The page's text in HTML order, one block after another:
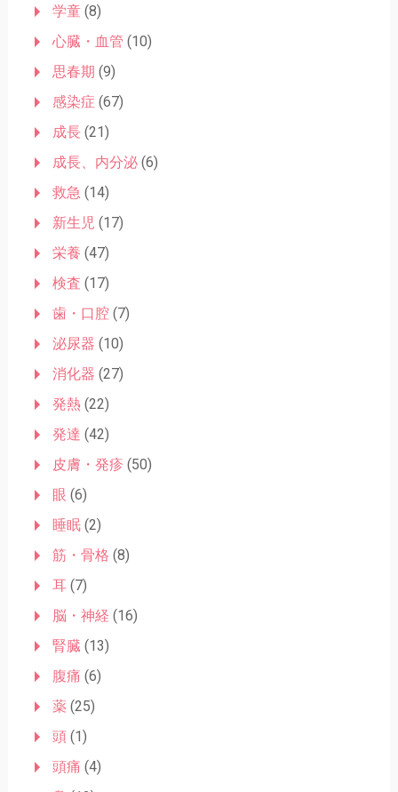
学童(8)
心臓・血管 (10)
思春期 (9)
感染症 (67)
成長(21)
成長、内分泌(6)
救急 (14)
新生児 (17)
栄養 (47)
検査 (17)
歯・口腔(7)
泌尿器 (10)
消化器 (27)
発熱(22)
発達 (42)
皮膚・発疹 (50)
眼 (6)
睡眠(2)
筋・骨格 (8)
耳(7)
脳・神経 (16)
腎臓 (13)
腹痛 (6)
薬(25)
頭(1)
頭痛 (4)